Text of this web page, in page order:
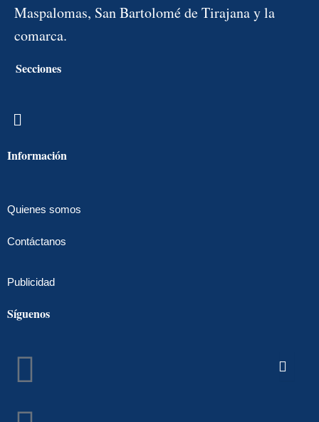
Maspalomas, San Bartolomé de Tirajana y la
comarca.
Secciones
Menú
Información
Quienes somos
Contáctanos
Publicidad
Síguenos
Facebook
Instagram